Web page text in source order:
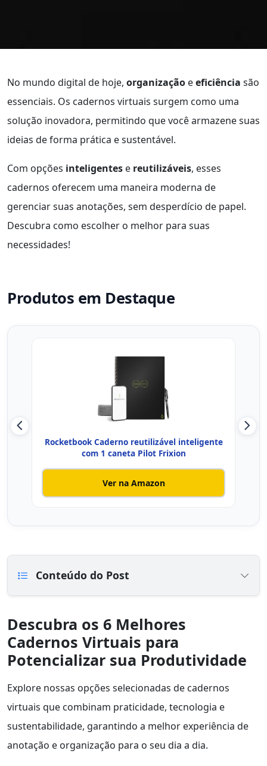
No mundo digital de hoje, organização eeficiência são
essenciais. Os cadernos virtuais surgem como uma
solução inovadora, permitindo que você armazene suas
ideias de forma prática e sustentável.
Com opções inteligentes e reutilizáveis, esses
cadernos oferecem uma maneira moderna de
gerenciar suas anotações, sem desperdício de papel.
Descubra como escolher o melhor para suas
necessidades!
Produtos em Destaque
Rocketbook Caderno reutilizável inteligente
com 1 caneta Pilot Frixion
Ver na Amazon
Conteúdo do Post
Descubra os 6 Melhores
Cadernos Virtuais para
Potencializar sua Produtividade
Explore nossas opções selecionadas de cadernos
virtuais que combinam praticidade, tecnologia e
sustentabilidade, garantindo a melhor experiência de
anotação e organização para o seu dia a dia.